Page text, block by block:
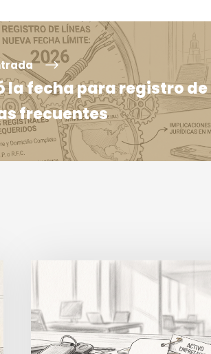
la fecha para registro
frecuentes